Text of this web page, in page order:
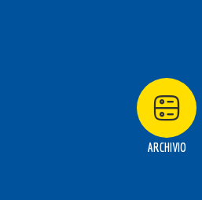
ARCHIVIO